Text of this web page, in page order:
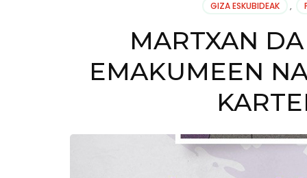
GIZA ESKUBIDEAK ,
MARTXAN
EMAKUMEEN